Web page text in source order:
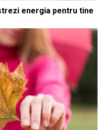
energia pentru tine